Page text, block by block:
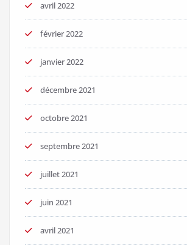
avril 2022
février 2022
janvier 2022
décembre 2021
octobre 2021
septembre 2021
juillet 2021
juin 2021
avril 2021